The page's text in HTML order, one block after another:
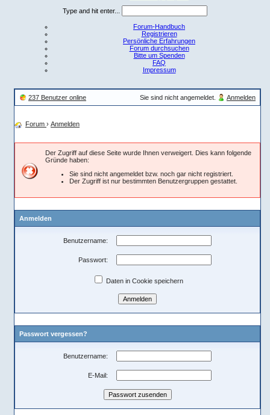
Type and hit enter...
Forum-Handbuch
Registrieren
Persönliche Erfahrungen
Forum durchsuchen
Bitte um Spenden
FAQ
Impressum
237 Benutzer online Sie sind nicht angemeldet. Anmelden
Forum › Anmelden
Der Zugriff auf diese Seite wurde Ihnen verweigert. Dies kann folgende
Gründe haben:
Sie sind nicht angemeldet bzw. noch gar nicht registriert.
Der Zugriff ist nur bestimmten Benutzergruppen gestattet.
Anmelden
Benutzername:
Passwort:
Daten in Cookie speichern
Passwort vergessen?
Benutzername:
E-Mail: